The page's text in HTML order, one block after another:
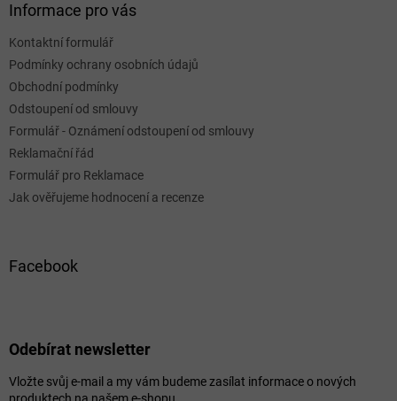
Informace pro vás
Kontaktní formulář
Podmínky ochrany osobních údajů
Obchodní podmínky
Odstoupení od smlouvy
Formulář - Oznámení odstoupení od smlouvy
Reklamační řád
Formulář pro Reklamace
Jak ověřujeme hodnocení a recenze
Facebook
Odebírat newsletter
Vložte svůj e-mail a my vám budeme zasílat informace o nových